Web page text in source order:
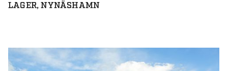
LAGER, NYNÄSHAMN